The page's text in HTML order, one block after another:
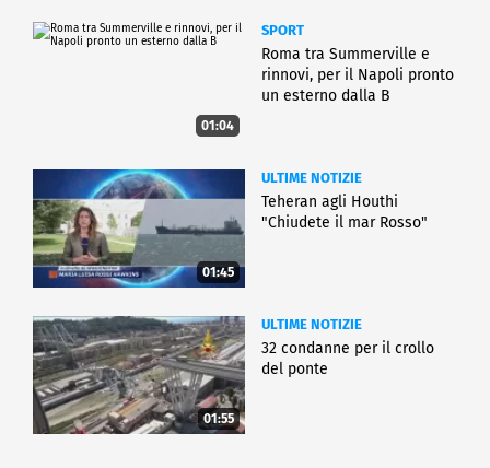
01:04
SPORT
Roma tra Summerville e
rinnovi, per il Napoli pronto
un esterno dalla B
01:45
ULTIME NOTIZIE
Teheran agli Houthi
"Chiudete il mar Rosso"
01:55
ULTIME NOTIZIE
32 condanne per il crollo
del ponte